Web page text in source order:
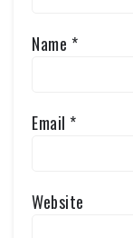
Name *
Email *
Website